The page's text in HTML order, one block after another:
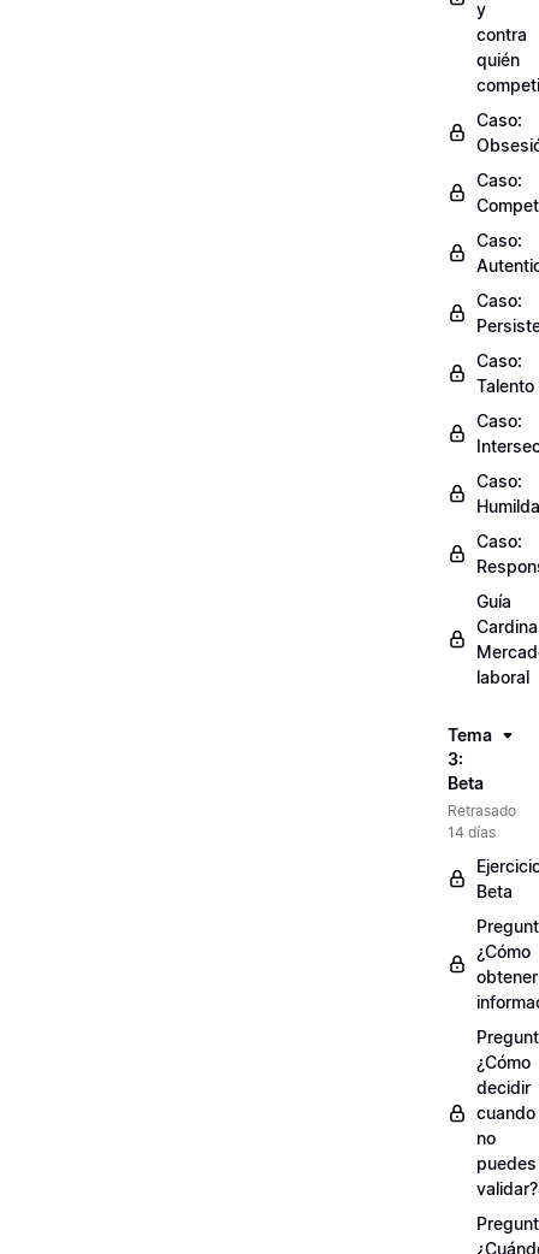
y
contra
quién
Caso:
Caso:
Caso:
Caso:
Caso:
Talento
Caso:
Caso:
Caso:
Guía
laboral
Tema
3:
Beta
Retrasado
14 días
Beta
¿Cómo
obtener
¿Cómo
decidir
cuando
no
puedes
validar?